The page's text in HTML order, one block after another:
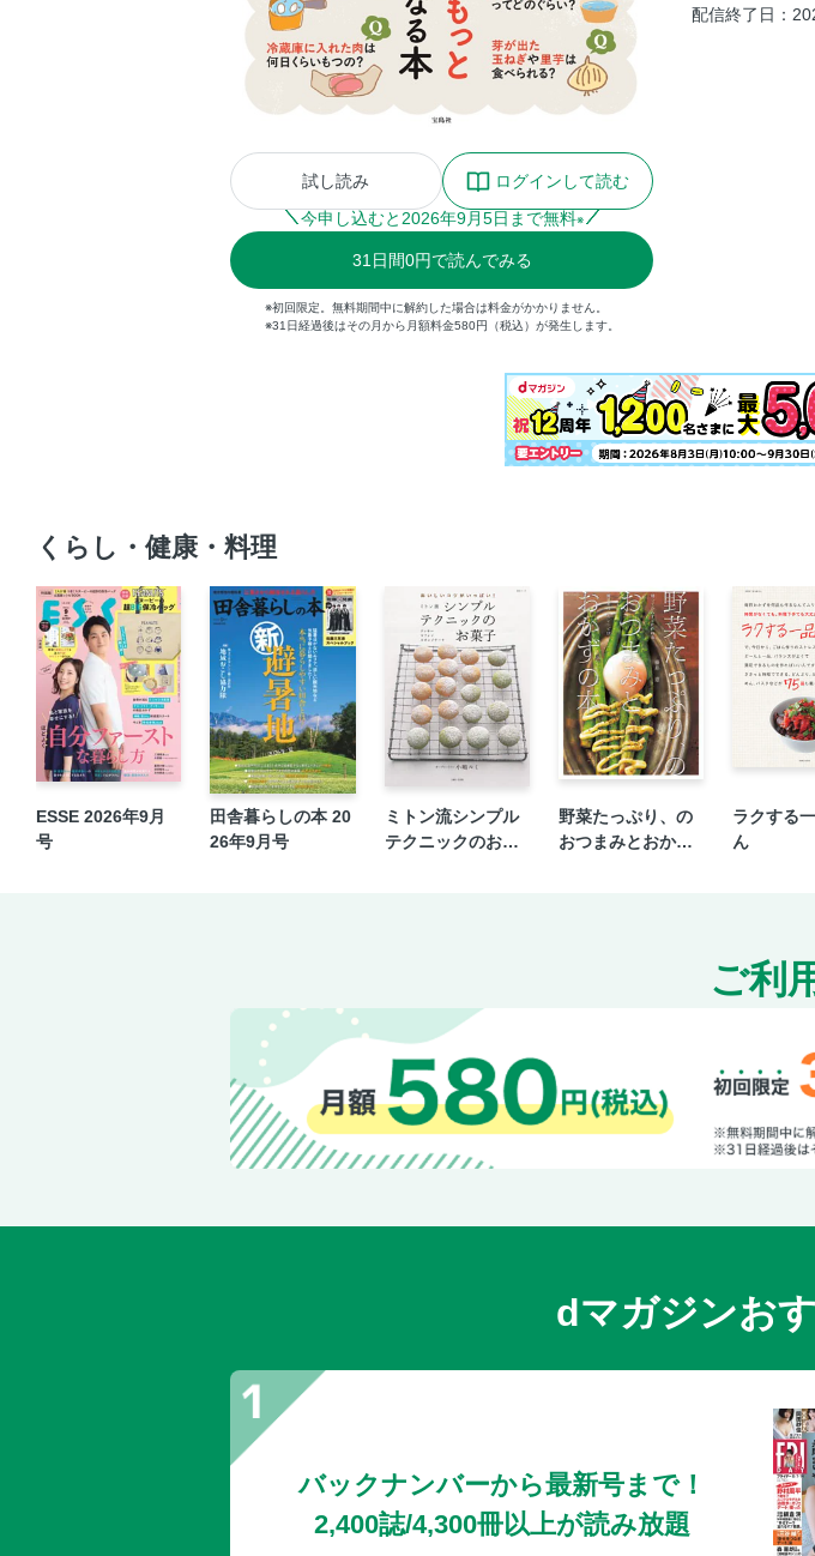
試し読み
ログインして読む
今申し込むと 2026年9月5日まで無料※
31 日間0円で読んでみる
※初回限定。無料期間中に解約した場合は料金がかかりません。
※31日経過後はその月から月額料金580円（税込）が発生します。
だしを取る
野菜を煮る
野菜を揚げ
野菜の保存
肉を切る
肉の消費期
肉の下準備
下味をつけ
肉を焼く
肉を揚げる
肉を冷凍する
魚を選ぶ
魚の下準備
魚を焼く
魚介類をゆ
魚を煮る
保存と解凍
卵のなぜ?
困ったと
配信終了日：
くらし・健康・料理
ESSE 2026年9月
号
田舎暮らしの本 20
26年9月号
ミトン流シンプル
テクニックのお菓
野菜たっぷり、の
おつまみとおかず
ラクする
ん
ご利
dマガジンお
バックナンバーから最新号まで！
2,400誌/4,300冊以上が読み放題